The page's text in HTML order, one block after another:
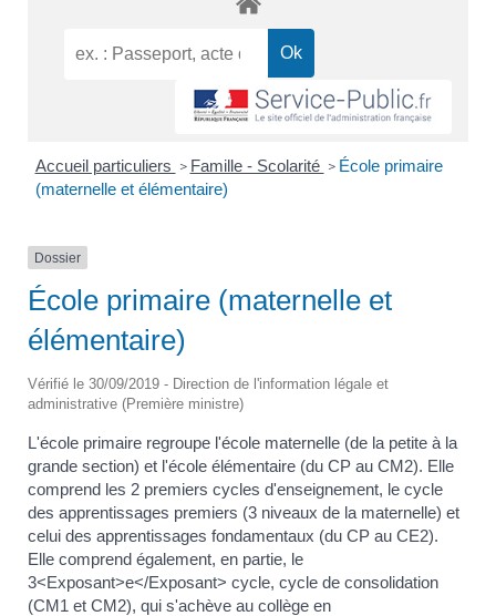
Accueil particuliers > Famille - Scolarité > École primaire
(maternelle et élémentaire)
Dossier
École primaire (maternelle et
élémentaire)
Vérifié le 30/09/2019 - Direction de l'information légale et
administrative (Première ministre)
L'école primaire regroupe l'école maternelle (de la petite à la
grande section) et l'école élémentaire (du CP au CM2). Elle
comprend les 2 premiers cycles d'enseignement, le cycle
des apprentissages premiers (3 niveaux de la maternelle) et
celui des apprentissages fondamentaux (du CP au CE2).
Elle comprend également, en partie, le
3<Exposant>e</Exposant> cycle, cycle de consolidation
(CM1 et CM2), qui s'achève au collège en